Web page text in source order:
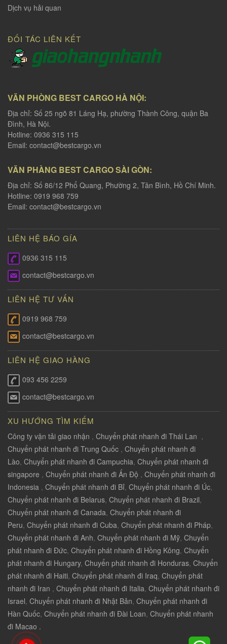
Dịch vụ hải quan
ĐỐI TÁC LIÊN KẾT
VĂN PHÒNG BEST CARGO HÀ NỘI:
Địa chỉ: Số 25 ngõ 81 Láng Hạ, phường Thành Công, quận Ba
Đình, Hà Nội.
Hotline: 0936 315 115
Email: contact@bestcargo.vn
VĂN PHÀNG BEST CARGO SÀI GÒN:
Địa chỉ: Số 86/12 Phổ Quang, Phường 2, Tân Bình, Hồ Chí Minh.
Hotline: 0919 968 759
Email: contact@bestcargo.vn
LIÊN HỆ BÁO GÍA
0936 315 115
contact@bestcargo.vn
LIÊN HỆ TƯ VẤN
0919 968 759
contact@bestcargo.vn
LIÊN HỆ GIAO HÀNG
093 456 2259
contact@bestcargo.vn
XU HƯỚNG TÌM KIẾM
Công ty vận tải giao nhận , Chuyển phát nhanh đi Thái Lan ,
Chuyển phát nhanh đi Trung Quốc , Chuyển phát nhanh đi
Lào, Chuyển phát nhanh đi Campuchia, Chuyển phát nhanh đi
singapore , Chuyển phát nhanh đi Ấn Độ , Chuyển phát nhanh đi
Indonesia , Chuyển phát nhanh đi Bỉ, Chuyển phát nhanh đi Úc,
Chuyển phát nhanh đi Belarus, Chuyển phát nhanh đi Brazil,
Chuyển phát nhanh đi Canada, Chuyển phát nhanh đi
Peru, Chuyển phát nhanh đi Cuba, Chuyển phát nhanh đi Pháp,
Chuyển phát nhanh đi Anh, Chuyển phát nhanh đi Mỹ, Chuyển
phát nhanh đi Đức, Chuyển phát nhanh đi Hồng Kông, Chuyển
phát nhanh đi Hungary, Chuyển phát nhanh đi Honduras, Chuyển
phát nhanh đi Haiti, Chuyển phát nhanh đi Iraq, Chuyển phát
nhanh đi Iran , Chuyển phát nhanh đi Italia, Chuyển phát nhanh đi
Israel, Chuyển phát nhanh đi Nhật Bản, Chuyển phát nhanh đi
Hàn Quốc, Chuyển phát nhanh đi Đài Loan, Chuyển phát nhanh
đi Macao .